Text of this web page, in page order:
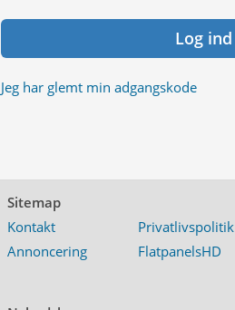
Log ind
Jeg har glemt min adgangskode
Sitemap
Kontakt
Privatlivspolitik
Annoncering
FlatpanelsHD